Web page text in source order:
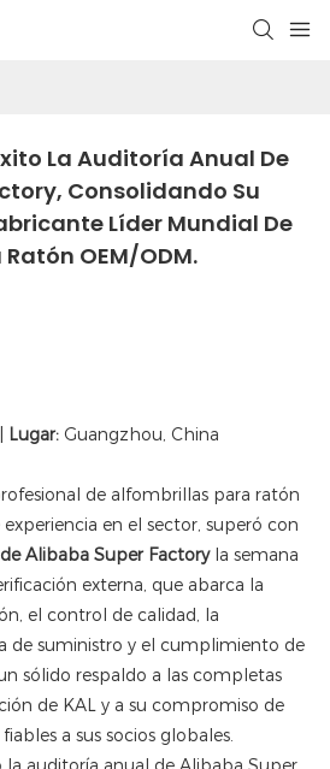
La Auditoría Anual De
Consolidando Su
Líder Mundial De
OEM/ODM.
Lugar: Guangzhou, China
de alfombrillas para ratón
en el sector, superó con
Alibaba Super Factoryla semana
externa, que abarca la
el control de calidad, la
de suministro y el cumplimiento de
sólido respaldo a las completas
de KAL y a su compromiso de
a sus socios globales.